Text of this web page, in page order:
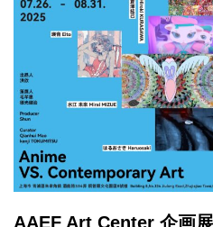
AAEF Art Center 企画